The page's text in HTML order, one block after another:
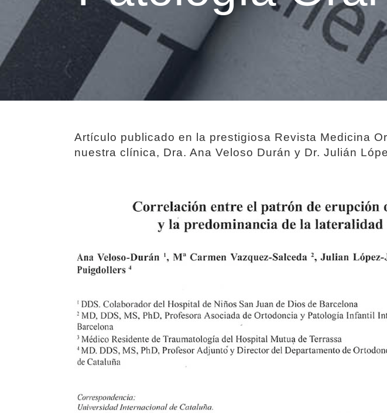
Artículo publicado en la prestigiosa Revista Medicina
nuestra clínica, Dra. Ana Veloso Durán y Dr. Julián